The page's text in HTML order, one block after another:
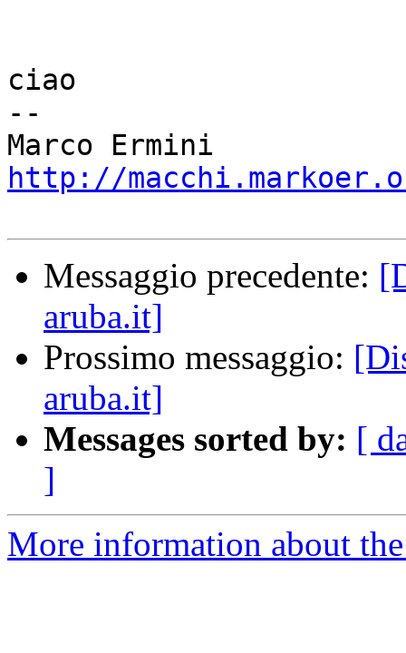
ciao
--
http://
Messaggio precedente:
aruba.it]
Prossimo messaggio:
aruba.it]
Messages sorted by: [
]
More information about